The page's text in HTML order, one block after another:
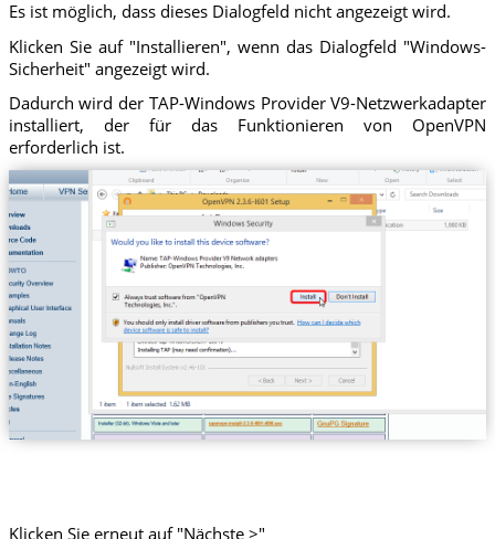
Es ist möglich, dass dieses Dialogfeld nicht angezeigt wird.
Klicken Sie auf "Installieren", wenn das Dialogfeld "Windows-
Sicherheit" angezeigt wird.
Dadurch wird der TAP-Windows Provider V9-Netzwerkadapter
installiert, der für das Funktionieren von OpenVPN
erforderlich ist.
Klicken Sie erneut auf "Nächste >"